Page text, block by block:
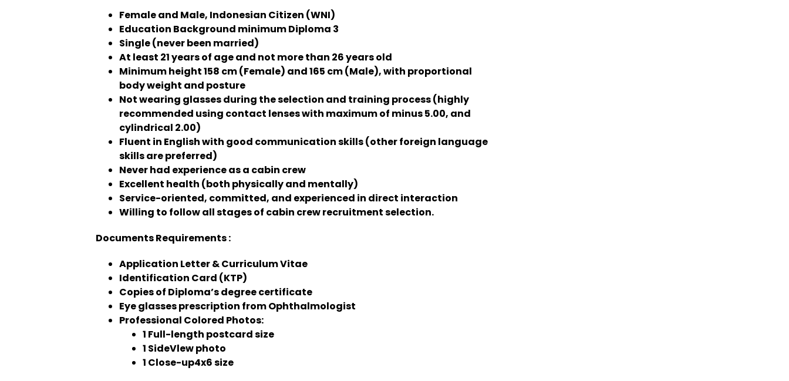
Female and Male, Indonesian Citizen (WNI)
Education Background minimum Diploma 3
Single (never been married)
At least 21 years of age and not more than 26 years old
Minimum height 158 cm (Female) and 165 cm (Male), with proportional
body weight and posture
Not wearing glasses during the selection and training process (highly
recommended using contact lenses with maximum of minus 5.00, and
cylindrical 2.00)
Fluent in English with good communication skills (other foreign language
skills are preferred)
Never had experience as a cabin crew
Excellent health (both physically and mentally)
Service-oriented, committed, and experienced in direct interaction
Willing to follow all stages of cabin crew recruitment selection.
Documents Requirements :
Application Letter & Curriculum Vitae
Identification Card (KTP)
Copies of Diploma’s degree certificate
Eye glasses prescription from Ophthalmologist
Professional Colored Photos:
1 Full-length postcard size
1 SideVlew photo
1 Close-up4x6 size